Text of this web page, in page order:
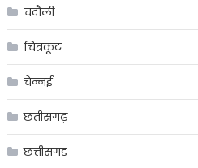
चंदौली
चित्रकूट
चेन्नई
छतीसगढ़
छत्तीसगड